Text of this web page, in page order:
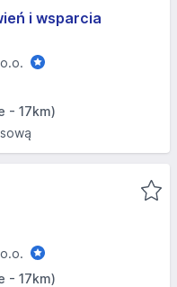
i wsparcia
- 17km)
- 17km)